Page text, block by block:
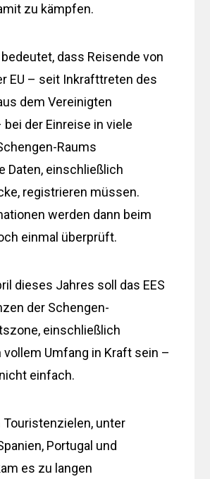
zu kämpfen.
dass Reisende von
EU – seit Inkrafttreten des
dem Vereinigten
der Einreise in viele
Raums
Daten, einschließlich
registrieren müssen.
werden dann beim
einmal überprüft.
dieses Jahres soll das EES
der Schengen-
einschließlich
vollem Umfang in Kraft sein –
einfach.
Touristenzielen, unter
Portugal und
es zu langen